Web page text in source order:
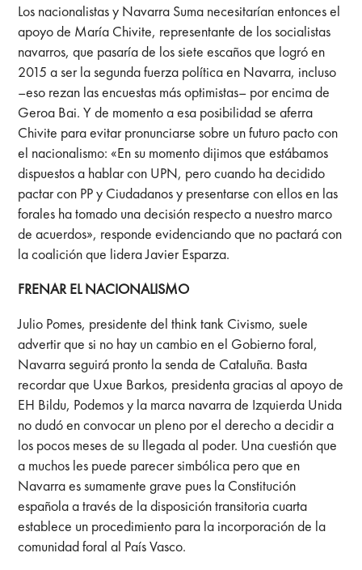
Los nacionalistas y Navarra Suma necesitarían entonces el
apoyo de María Chivite, representante de los socialistas
navarros, que pasaría de los siete escaños que logró en
2015 a ser la segunda fuerza política en Navarra, incluso
–eso rezan las encuestas más optimistas– por encima de
Geroa Bai. Y de momento a esa posibilidad se aferra
Chivite para evitar pronunciarse sobre un futuro pacto con
el nacionalismo: «En su momento dijimos que estábamos
dispuestos a hablar con UPN, pero cuando ha decidido
pactar con PP y Ciudadanos y presentarse con ellos en las
forales ha tomado una decisión respecto a nuestro marco
de acuerdos», responde evidenciando que no pactará con
la coalición que lidera Javier Esparza.
FRENAR EL NACIONALISMO
Julio Pomes, presidente del think tank Civismo, suele
advertir que si no hay un cambio en el Gobierno foral,
Navarra seguirá pronto la senda de Cataluña. Basta
recordar que Uxue Barkos, presidenta gracias al apoyo de
EH Bildu, Podemos y la marca navarra de Izquierda Unida
no dudó en convocar un pleno por el derecho a decidir a
los pocos meses de su llegada al poder. Una cuestión que
a muchos les puede parecer simbólica pero que en
Navarra es sumamente grave pues la Constitución
española a través de la disposición transitoria cuarta
establece un procedimiento para la incorporación de la
comunidad foral al País Vasco.